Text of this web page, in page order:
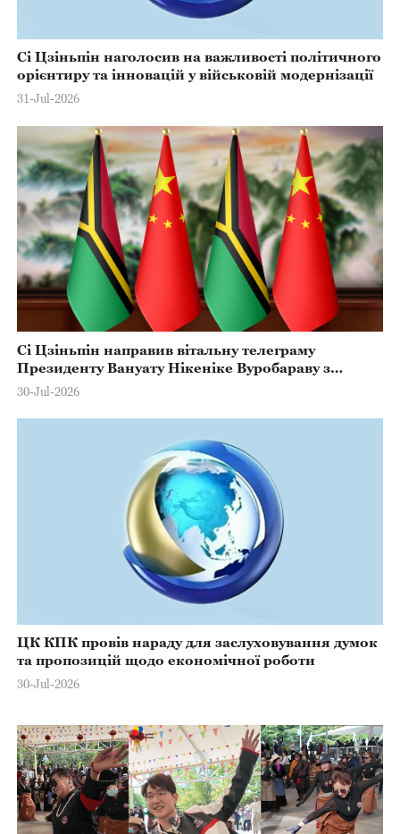
Сі Цзіньпін наголосив на важливості політичного
орієнтиру та інновацій у військовій модернізації
31-Jul-2026
Сі Цзіньпін направив вітальну телеграму
Президенту Вануату Нікеніке Вуробараву з
нагоди Дня Незалежності країни
30-Jul-2026
ЦК КПК провів нараду для заслуховування думок
та пропозицій щодо економічної роботи
30-Jul-2026